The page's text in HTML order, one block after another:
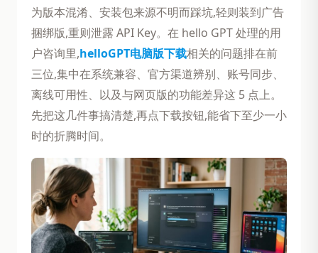
为版本混淆、安装包来源不明而踩坑,轻则装到广告
捆绑版,重则泄露 API Key。在 hello GPT 处理的用
户咨询里,helloGPT电脑版下载相关的问题排在前
三位,集中在系统兼容、官方渠道辨别、账号同步、
离线可用性、以及与网页版的功能差异这 5 点上。
先把这几件事搞清楚,再点下载按钮,能省下至少一小
时的折腾时间。